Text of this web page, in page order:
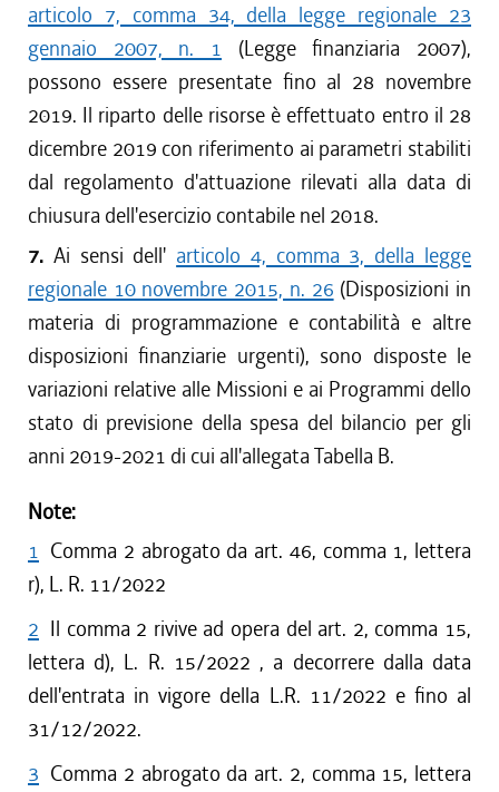
articolo 7, comma 34, della legge regionale 23
gennaio 2007, n. 1 (Legge finanziaria 2007),
possono essere presentate fino al 28 novembre
2019. Il riparto delle risorse è effettuato entro il 28
dicembre 2019 con riferimento ai parametri stabiliti
dal regolamento d'attuazione rilevati alla data di
chiusura dell'esercizio contabile nel 2018.
7. Ai sensi dell' articolo 4, comma 3, della legge
regionale 10 novembre 2015, n. 26 (Disposizioni in
materia di programmazione e contabilità e altre
disposizioni finanziarie urgenti), sono disposte le
variazioni relative alle Missioni e ai Programmi dello
stato di previsione della spesa del bilancio per gli
anni 2019-2021 di cui all'allegata Tabella B.
Note:
1 Comma 2 abrogato da art. 46, comma 1, lettera
r), L. R. 11/2022
2 Il comma 2 rivive ad opera del art. 2, comma 15,
lettera d), L. R. 15/2022 , a decorrere dalla data
dell'entrata in vigore della L.R. 11/2022 e fino al
31/12/2022.
3 Comma 2 abrogato da art. 2, comma 15, lettera